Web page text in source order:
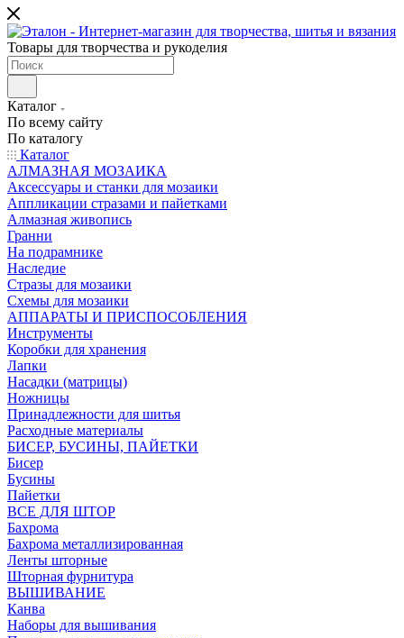
Товары для творчества и рукоделия
Каталог
По всему сайту
По каталогу
Каталог
АЛМАЗНАЯ МОЗАИКА
Аксессуары и станки для мозаики
Аппликации стразами и пайетками
Алмазная живопись
Гранни
На подрамнике
Наследие
Стразы для мозаики
Схемы для мозаики
АППАРАТЫ И ПРИСПОСОБЛЕНИЯ
Инструменты
Коробки для хранения
Лапки
Насадки (матрицы)
Ножницы
Принадлежности для шитья
Расходные материалы
БИСЕР, БУСИНЫ, ПАЙЕТКИ
Бисер
Бусины
Пайетки
ВСЕ ДЛЯ ШТОР
Бахрома
Бахрома металлизированная
Ленты шторные
Шторная фурнитура
ВЫШИВАНИЕ
Канва
Наборы для вышивания